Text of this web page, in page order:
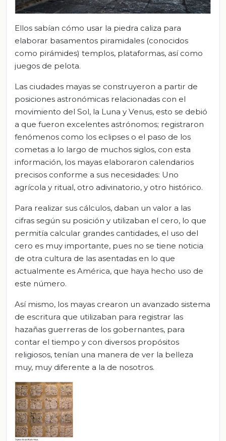
Ellos sabían cómo usar la piedra caliza para
elaborar basamentos piramidales (conocidos
como pirámides) templos, plataformas, así como
juegos de pelota.
Las ciudades mayas se construyeron a partir de
posiciones astronómicas relacionadas con el
movimiento del Sol, la Luna y Venus, esto se debió
a que fueron excelentes astrónomos; registraron
fenómenos como los eclipses o el paso de los
cometas a lo largo de muchos siglos, con esta
información, los mayas elaboraron calendarios
precisos conforme a sus necesidades: Uno
agrícola y ritual, otro adivinatorio, y otro histórico.
Para realizar sus cálculos, daban un valor a las
cifras según su posición y utilizaban el cero, lo que
permitía calcular grandes cantidades, el uso del
cero es muy importante, pues no se tiene noticia
de otra cultura de las asentadas en lo que
actualmente es América, que haya hecho uso de
este número.
Así mismo, los mayas crearon un avanzado sistema
de escritura que utilizaban para registrar las
hazañas guerreras de los gobernantes, para
contar el tiempo y con diversos propósitos
religiosos, tenían una manera de ver la belleza
muy, muy diferente a la de nosotros.